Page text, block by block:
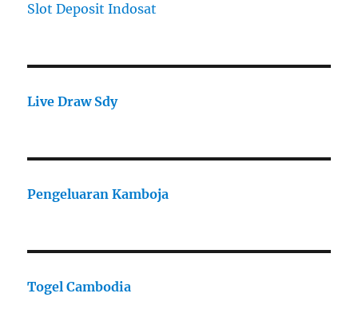
Slot Deposit Indosat
Live Draw Sdy
Pengeluaran Kamboja
Togel Cambodia